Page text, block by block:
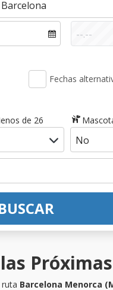
Fechas
de 26
Barcelona Menorca